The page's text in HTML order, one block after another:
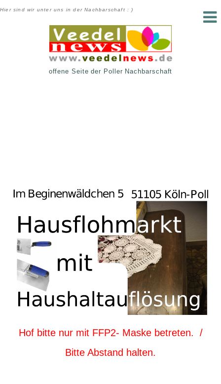
Hier sind wir unter uns in der Nachbarschaft : )
offene Seite der Poller Nachbarschaft
Hof bitte nur mit FFP2- Maske betreten. /
Bitte Abstand halten.